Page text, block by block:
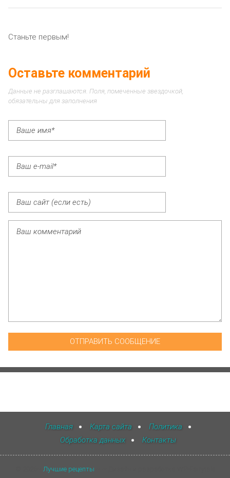
Станьте первым!
Оставьте комментарий
Данные не разглашаются. Поля, помеченные звездочкой,
обязательны для заполнения
Главная Карта сайта
Политика
Обработка данных
Контакты
Лучшие рецепты